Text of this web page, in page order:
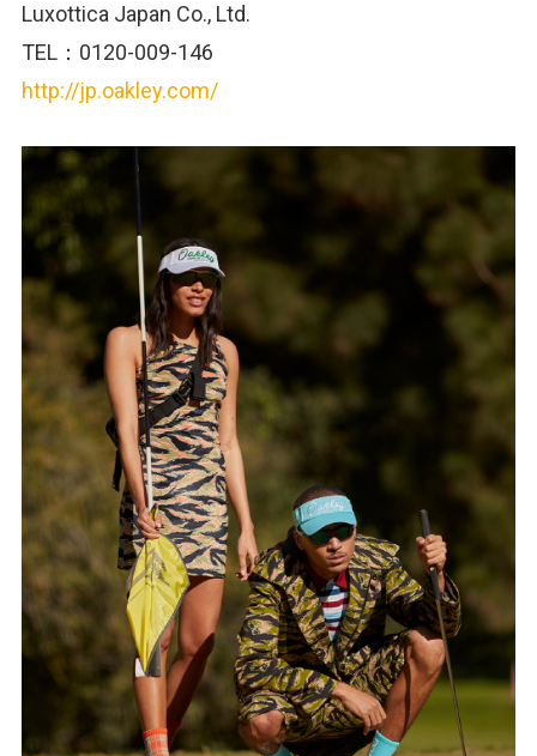
Luxottica Japan Co., Ltd.
TEL：0120-009-146
http://jp.oakley.com/